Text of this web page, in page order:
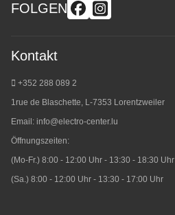
FOLGEN
Kontakt
+352 288 089 2
1rue de Blaschette, L-7353 Lorentzweiler
Email: info@electro-center.lu
Öffnungszeiten:
(Mo-Fr.) 8:00 - 12:00 Uhr - 13:30 - 18:30 Uhr
(Sa.) 8:00 - 12:00 Uhr - 13:30 - 17:00 Uhr